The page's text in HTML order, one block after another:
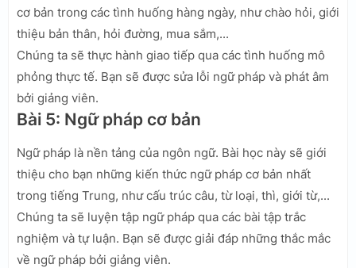
cơ bản trong các tình huống hàng ngày, như chào hỏi, giới
thiệu bản thân, hỏi đường, mua sắm,...
Chúng ta sẽ thực hành giao tiếp qua các tình huống mô
phỏng thực tế. Bạn sẽ được sửa lỗi ngữ pháp và phát âm
bởi giảng viên.
Bài 5: Ngữ pháp cơ bản
Ngữ pháp là nền tảng của ngôn ngữ. Bài học này sẽ giới
thiệu cho bạn những kiến thức ngữ pháp cơ bản nhất
trong tiếng Trung, như cấu trúc câu, từ loại, thì, giới từ,...
Chúng ta sẽ luyện tập ngữ pháp qua các bài tập trắc
nghiệm và tự luận. Bạn sẽ được giải đáp những thắc mắc
về ngữ pháp bởi giảng viên.